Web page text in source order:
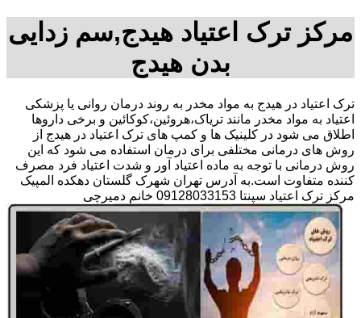
مرکز ترک اعتیاد هیدج,سم زدایی
بدن هیدج
ترک اعتیاد در هیدج به مواد مخدر به روند درمان روانی یا پزشکی
اعتیاد به مواد مخدر مانند تریاک،هروئین،کوکائین و برخی داروها
اطلاق می شود در کلینیک ها و کمپ های ترک اعتیاد در هیدج از
روش های درمانی مختلفی برای درمان استفاده می شود که این
روش درمانی با توجه به ماده اعتیاد آور و شدت اعتیاد فرد مصرف
کننده متفاوت است.به آدرس تهران شهرک گلستان دهکده المپیک
مرکز ترک اعتیاد سپنتا 09128033153 خانم دمیرچی